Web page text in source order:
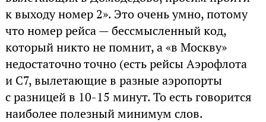
к выходу номер 2». Это очень умно, потому
что номер рейса — бессмысленный код,
который никто не помнит, а «в Москву»
недостаточно точно (есть рейсы Аэрофлота
и С7, вылетающие в разные аэропорты
с разницей в 10-15 минут. То есть говорится
наиболее полезный минимум слов.